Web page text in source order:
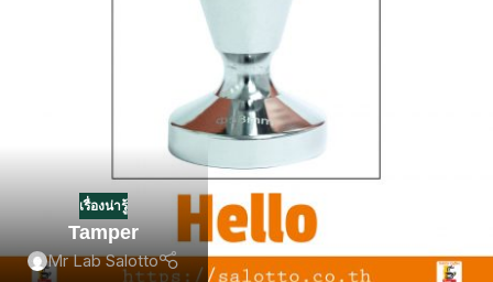
เรื่องน่ารู้
Tamper
Mr Lab Salotto